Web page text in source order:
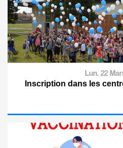
Lun. 22
Inscription dans les